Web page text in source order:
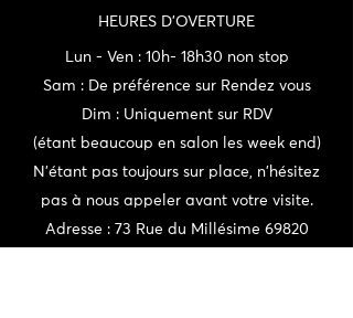
HEURES D'OVERTURE
Lun - Ven : 10h- 18h30 non stop
Sam : De préférence sur Rendez vous
Dim : Uniquement sur RDV
(étant beaucoup en salon les week end)
N'étant pas toujours sur place, n'hésitez
pas à nous appeler avant votre visite.
Adresse : 73 Rue du Millésime 69820